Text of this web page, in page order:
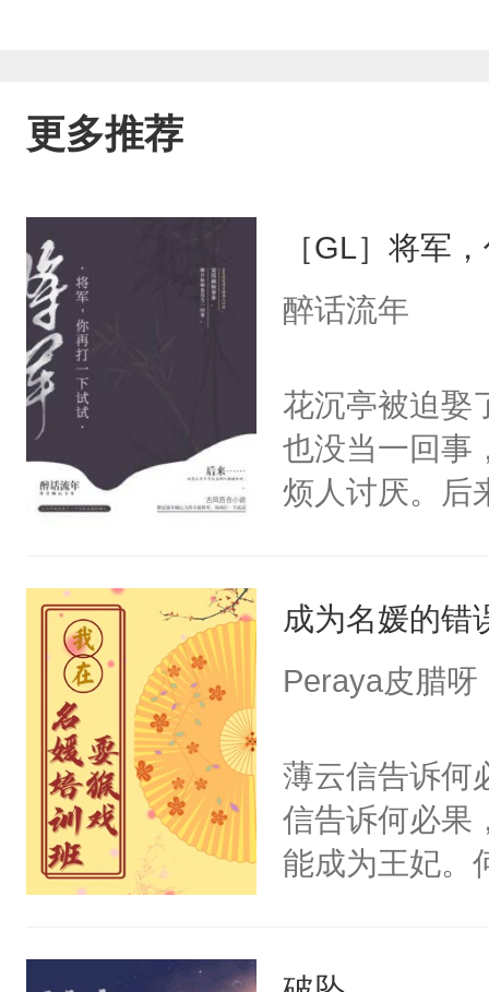
更多推荐
［GL］将军
醉话流年
花沉亭被迫娶
也没当一回事
烦人讨厌。
成为名媛的错
Peraya皮腊呀
薄云信告诉何
信告诉何必果
能成为王妃。